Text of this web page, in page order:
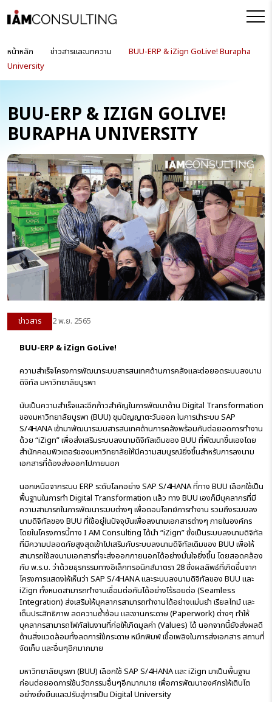
หน้าหลัก ข่าวสารและบทความ
BUU-ERP & iZign GoLive! Burapha
University
BUU-ERP & IZIGN GOLIVE!
BURAPHA UNIVERSITY
ข่าวสาร 2 พ.ย. 2565
BUU-ERP & iZign GoLive!
ความสำเร็จโครงการพัฒนาระบบสารสนเทศด้านการคลังและต่อยอดระบบลงนาม
ดิจิทัล มหาวิทยาลัยบูรพา
นับเป็นความสำเร็จและอีกก้าวสำคัญในการพัฒนาด้าน Digital Transformation
ของมหาวิทยาลัยบูรพา (BUU) ขุมปัญญาตะวันออก ในการนำระบบ SAP
S/4HANA เข้ามาพัฒนาระบบสารสนเทศด้านการคลังพร้อมกับต่อยอดการทำงาน
ด้วย “iZign” เพื่อส่งเสริมระบบลงนามดิจิทัลเดิมของ BUU ที่พัฒนาขึ้นเองโดย
สำนักคอมพิวเตอร์ของมหาวิทยาลัยให้มีความสมบูรณ์ยิ่งขึ้นสำหรับการลงนาม
เอกสารที่ต้องส่งออกไปภายนอก
นอกเหนือจากระบบ ERP ระดับโลกอย่าง SAP S/4HANA ที่ทาง BUU เลือกใช้เป็น
พื้นฐานในการทำ Digital Transformation แล้ว ทาง BUU เองก็มีบุคลากรที่มี
ความสามารถในการพัฒนาระบบต่างๆ เพื่อตอบโจทย์การทำงาน รวมถึงระบบลง
นามดิจิทัลของ BUU ที่ใช้อยู่ในปัจจุบันเพื่อลงนามเอกสารต่างๆ ภายในองค์กร
โดยในโครงการนี้ทาง I AM Consulting ได้นำ “iZign” ซึ่งเป็นระบบลงนามดิจิทัล
ที่มีความปลอดภัยสูงสุดเข้าไปเสริมกับระบบลงนามดิจิทัลเดิมของ BUU เพื่อให้
สามารถใช้ลงนามเอกสารที่จะส่งออกภายนอกได้อย่างมั่นใจยิ่งขึ้น โดยสอดคล้อง
กับ พ.ร.บ. ว่าด้วยธุรกรรมทางอิเล็กทรอนิกส์มาตรา 28 ซึ่งผลลัพธ์ที่เกิดขึ้นจาก
โครงการแสดงให้เห็นว่า SAP S/4HANA และระบบลงนามดิจิทัลของ BUU และ
iZign ทั้งหมดสามารถทำงานเชื่อมต่อกันได้อย่างไร้รอยต่อ (Seamless
Integration) ส่งเสริมให้บุคลากรสามารถทำงานได้อย่างแม่นยำ เรียลไทม์ และ
เต็มประสิทธิภาพ ลดความซ้ำซ้อน และงานกระดาษ (Paperwork) ต่างๆ ทำให้
บุคลากรสามารถโฟกัสในงานที่ก่อให้เกิดมูลค่า (Values) ได้ นอกจากนี้ยังส่งผลดี
ด้านสิ่งแวดล้อมทั้งลดการใช้กระดาษ หมึกพิมพ์ เชื้อเพลิงในการส่งเอกสาร สถานที่
จัดเก็บ และอื่นๆอีกมากมาย
มหาวิทยาลัยบูรพา (BUU) เลือกใช้ SAP S/4HANA และ iZign มาเป็นพื้นฐาน
ก่อนต่อยอดการใช้นวัตกรรมอื่นๆอีกมากมาย เพื่อการพัฒนาองค์กรให้เติบโต
อย่างยั่งยืนและปรับสู่การเป็น Digital University